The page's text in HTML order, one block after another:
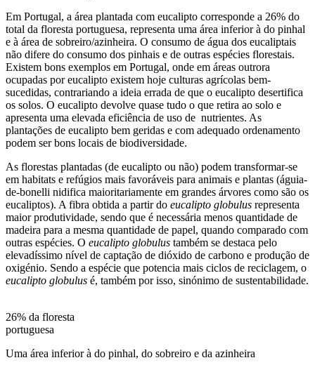
Em Portugal, a área plantada com eucalipto corresponde a 26% do
total da floresta portuguesa, representa uma área inferior à do pinhal
e à área de sobreiro/azinheira. O consumo de água dos eucaliptais
não difere do consumo dos pinhais e de outras espécies florestais.
Existem bons exemplos em Portugal, onde em áreas outrora
ocupadas por eucalipto existem hoje culturas agrícolas bem-
sucedidas, contrariando a ideia errada de que o eucalipto desertifica
os solos. O eucalipto devolve quase tudo o que retira ao solo e
apresenta uma elevada eficiência de uso de nutrientes. As
plantações de eucalipto bem geridas e com adequado ordenamento
podem ser bons locais de biodiversidade.
As florestas plantadas (de eucalipto ou não) podem transformar-se
em habitats e refúgios mais favoráveis para animais e plantas (águia-
de-bonelli nidifica maioritariamente em grandes árvores como são os
eucaliptos). A fibra obtida a partir do eucalipto globulus representa
maior produtividade, sendo que é necessária menos quantidade de
madeira para a mesma quantidade de papel, quando comparado com
outras espécies. O eucalipto globulus também se destaca pelo
elevadíssimo nível de captação de dióxido de carbono e produção de
oxigénio. Sendo a espécie que potencia mais ciclos de reciclagem, o
eucalipto globulus é, também por isso, sinónimo de sustentabilidade.
26% da floresta
portuguesa
Uma área inferior à do pinhal, do sobreiro e da azinheira